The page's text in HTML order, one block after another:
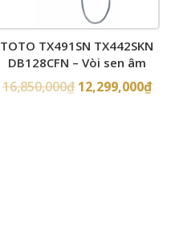
TOTO TX491SN TX442SKN
DB128CFN – Vòi sen âm
tường
16,850,000₫ 12,299,000₫